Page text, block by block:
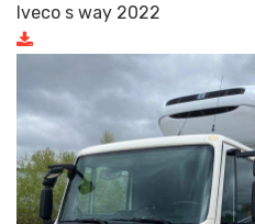
Iveco s way 2022